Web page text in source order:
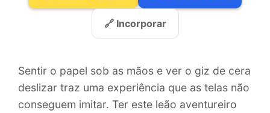
🔗 Incorporar
Sentir o papel sob as mãos e ver o giz de cera
deslizar traz uma experiência que as telas não
conseguem imitar. Ter este leão aventureiro